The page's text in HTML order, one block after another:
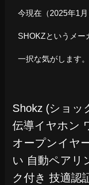
今現在（2025年1
SHOKZというメー
一択な気がします。
Shokz (ショッ
伝導イヤホン
オープンイヤ
い 自動ペアリ
ク付き 技適認